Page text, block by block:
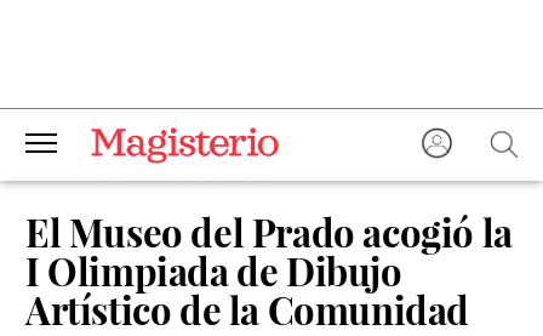
El Museo del Prado acogió la
I Olimpiada de Dibujo
Artístico de la Comunidad